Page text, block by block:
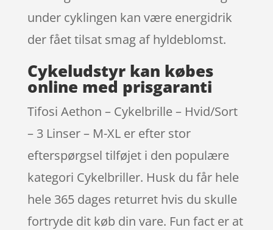
under cyklingen kan være energidrik
der fået tilsat smag af hyldeblomst.
Cykeludstyr kan købes
online med prisgaranti
Tifosi Aethon – Cykelbrille – Hvid/Sort
– 3 Linser – M-XL er efter stor
efterspørgsel tilføjet i den populære
kategori Cykelbriller. Husk du får hele
hele 365 dages returret hvis du skulle
fortryde dit køb din vare. Fun fact er at